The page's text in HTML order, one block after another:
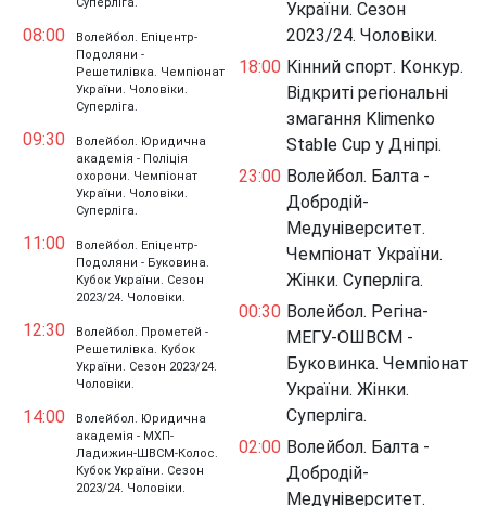
08:00
Волейбол. Епіцентр-
Подоляни -
Решетилівка. Чемпіонат
України. Чоловіки.
Суперліга.
09:30
Волейбол. Юридична
академія - Поліція
охорони. Чемпіонат
України. Чоловіки.
Суперліга.
11:00
Волейбол. Епіцентр-
Подоляни - Буковина.
Кубок України. Сезон
2023/24. Чоловіки.
12:30
Волейбол. Прометей -
Решетилівка. Кубок
України. Сезон 2023/24.
Чоловіки.
14:00
Волейбол. Юридична
академія - МХП-
Ладижин-ШВСМ-Колос.
Кубок України. Сезон
2023/24. Чоловіки.
України. Сезон
2023/24. Чоловіки.
18:00 Кінний спорт. Конкур.
Відкриті регіональні
змагання Klimenko
Stable Cup у Дніпрі.
23:00 Волейбол. Балта -
Добродій-
Медуніверситет.
Чемпіонат України.
Жінки. Суперліга.
00:30 Волейбол. Регіна-
МЕГУ-ОШВСМ -
Буковинка. Чемпіонат
України. Жінки.
Суперліга.
02:00 Волейбол. Балта -
Добродій-
Медуніверситет.